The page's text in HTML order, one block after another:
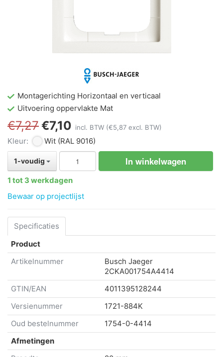
Montagerichting Horizontaal en verticaal
Uitvoering oppervlakte Mat
€7,27€7,10 incl. BTW (€5,87 excl. BTW)
Kleur: Wit (RAL 9016)
1-voudig In winkelwagen
1 tot 3 werkdagen
Bewaar op projectlijst
Specificaties
Product
Artikelnummer
Busch Jaeger
2CKA001754A4414
GTIN/EAN
4011395128244
Versienummer
1721-884K
Oud bestelnummer
1754-0-4414
Afmetingen